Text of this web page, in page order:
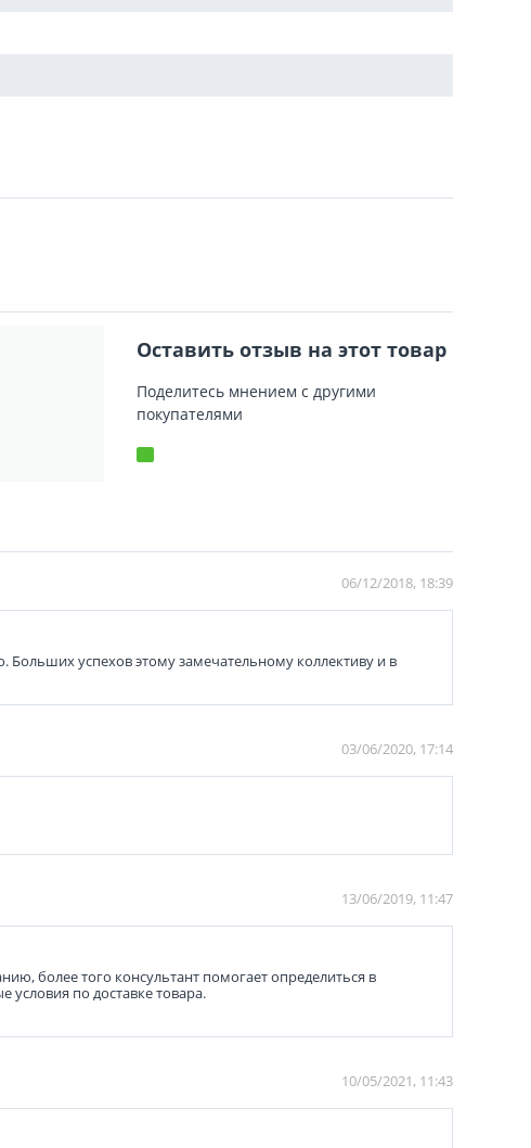
Оставить отзыв на этот товар
Поделитесь мнением с другими
покупателями
06/12/2018, 18:39
Больших успехов этому замечательному коллективу и в
03/06/2020, 17:14
13/06/2019, 11:47
более того консультант помогает определиться в
по доставке товара.
10/05/2021, 11:43